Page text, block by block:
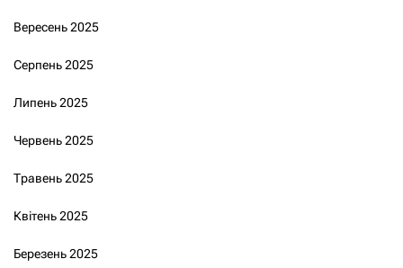
Вересень 2025
Серпень 2025
Липень 2025
Червень 2025
Травень 2025
Квітень 2025
Березень 2025